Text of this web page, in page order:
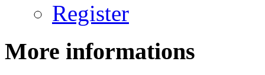
Register
More informations